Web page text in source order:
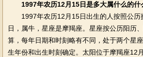
1997年农历12月15日是多大属什么的什
1997年农历12月15日出生的人按照公历
日，属牛，星座是摩羯座。星座按公历阳历
算，每年日期和时刻略有不同，处于两个星
生年份和出生时刻确定。太阳位于摩羯座12